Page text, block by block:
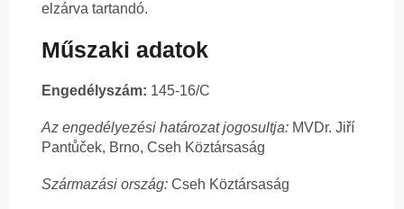
elzárva tartandó.
Műszaki adatok
Engedélyszám: 145-16/C
Az engedélyezési határozat jogosultja: MVDr. Jiří
Pantůček, Brno, Cseh Köztársaság
Származási ország: Cseh Köztársaság